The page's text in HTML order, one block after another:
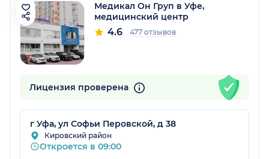
Медикал Он Груп в Уфе,
медицинский центр
4.6 477 отзывов
Лицензия проверена
г Уфа, ул Софьи Перовской, д 38
Кировский район
Откроется в 09:00